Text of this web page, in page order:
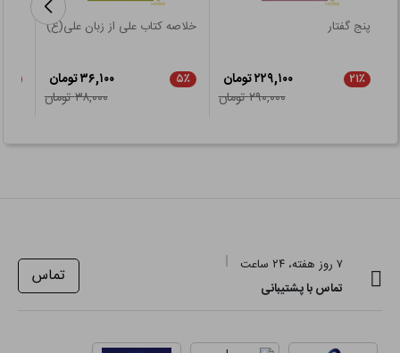
پنج گفتار
۲۱٪
۲۲۹,۱۰۰ تومان
۲۹۰,۰۰۰ تومان
خلاصه کتاب علی از زبان علی(ع)
۵٪
۳۶,۱۰۰ تومان
۳۸,۰۰۰ تومان
۷ روز هفته، ۲۴ ساعت
تماس با پشتیبانی
تماس